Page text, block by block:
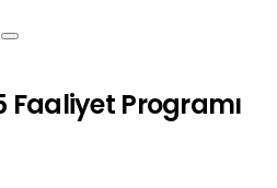
Faaliyet Programı